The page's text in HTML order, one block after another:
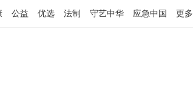
公益 优选 法制 守艺中华 应急中国 更多